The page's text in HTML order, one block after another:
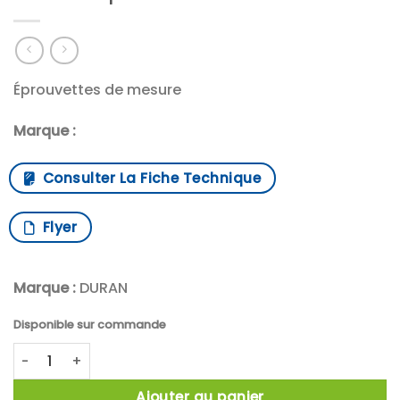
Éprouvettes de mesure
Marque :
Consulter La Fiche Technique
Flyer
Marque : DURAN
Disponible sur commande
quantité de Duran™ Éprouvettes de mesure